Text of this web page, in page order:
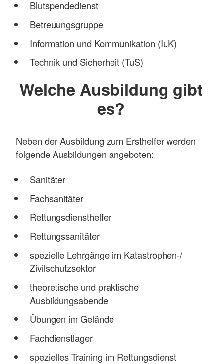
Blutspendedienst
Betreuungsgruppe
Information und Kommunikation (IuK)
Technik und Sicherheit (TuS)
Welche Ausbildung gibt
es?
Neben der Ausbildung zum Ersthelfer werden
folgende Ausbildungen angeboten:
Sanitäter
Fachsanitäter
Rettungsdiensthelfer
Rettungssanitäter
spezielle Lehrgänge im Katastrophen-/
Zivilschutzsektor
theoretische und praktische
Ausbildungsabende
Übungen im Gelände
Fachdienstlager
spezielles Training im Rettungsdienst